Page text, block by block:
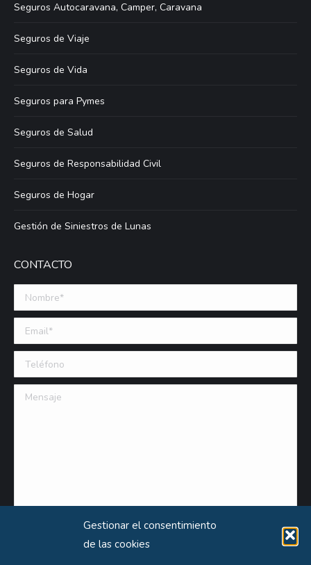
Gestionar el consentimiento
de las cookies
Seguros Autocaravana, Camper, Caravana
Seguros de Viaje
Seguros de Vida
Seguros para Pymes
Seguros de Salud
Seguros de Responsabilidad Civil
Seguros de Hogar
Gestión de Siniestros de Lunas
CONTACTO
Nombre *
Email (requerido)
Teléfono
Mensaje